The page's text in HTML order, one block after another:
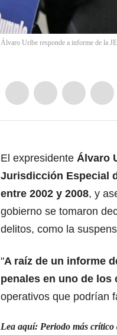
Álvaro Uribe responde a informe de la
El expresidente Álvaro
Jurisdicción Especial
entre 2002 y 2008, y
gobierno se tomaron
delitos, como la
"A raíz de un informe
penales en uno de los
operativos que podrían
Lea aquí: Periodo más crítico